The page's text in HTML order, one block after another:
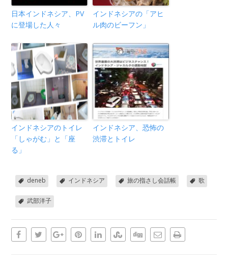
日本インドネシア、PV
に登場した人々
インドネシアの「アヒ
ル肉のビーフン」
インドネシアのトイレ
「しゃがむ」と「座
る」
インドネシア、恐怖の
渋滞とトイレ
deneb インドネシア 旅の指さし会話帳 歌
武部洋子